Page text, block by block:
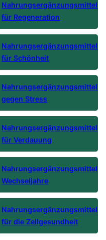
Nahrungsergänzungsmittel
für Regeneration
Nahrungsergänzungsmittel
für Schönheit
Nahrungsergänzungsmittel
gegen Stress
Nahrungsergänzungsmittel
für Verdauung
Nahrungsergänzungsmittel
Wechseljahre
Nahrungsergänzungsmittel
für die Zellgesundheit